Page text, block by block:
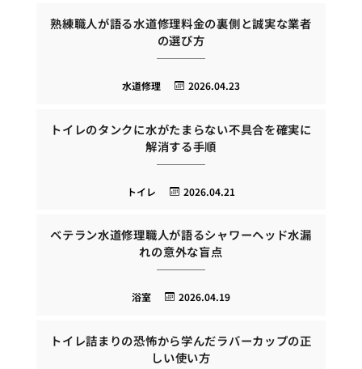
熟練職人が語る水道修理料金の裏側と誠実な業者
の選び方
2026.04.23
水道修理
トイレのタンクに水がたまらない不具合を確実に
解消する手順
2026.04.21
トイレ
ベテラン水道修理職人が語るシャワーヘッド水漏
れの意外な盲点
2026.04.19
浴室
トイレ詰まりの恐怖から学んだラバーカップの正
しい使い方